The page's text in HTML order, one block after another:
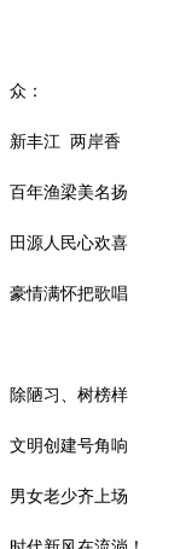
众：
新丰江 两岸香
百年渔梁美名扬
田源人民心欢喜
豪情满怀把歌唱
除陋习、树榜样
文明创建号角响
男女老少齐上场